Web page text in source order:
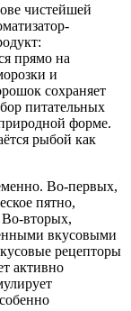
чистейшей
прямо на
и
сохраняет
питательных
форме.
рыбой как
Во‑первых,
пятно,
вкусовыми
рецепторы
активно